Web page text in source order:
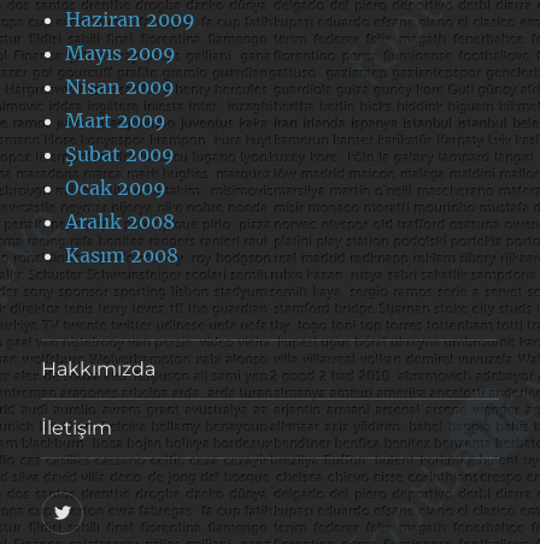
Haziran 2009
Mayıs 2009
Nisan 2009
Mart 2009
Şubat 2009
Ocak 2009
Aralık 2008
Kasım 2008
Hakkımızda
İletişim
@footballove